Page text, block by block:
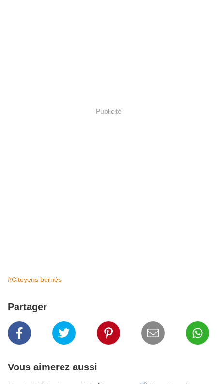
Publicité
#Citoyens bernés
Partager
Vous aimerez aussi